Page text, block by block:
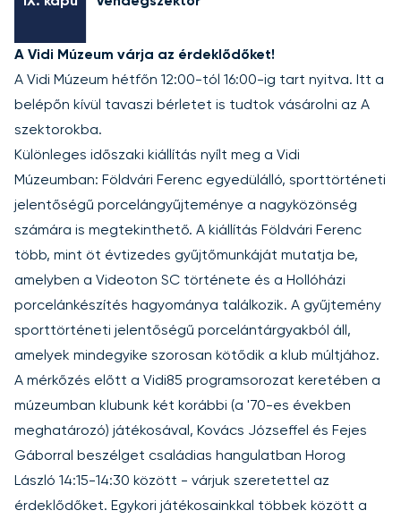
A Vidi Múzeum várja az érdeklődőket!
A Vidi Múzeum hétfőn 12:00-tól 16:00-ig tart nyitva. Itt a
belépőn kívül tavaszi bérletet is tudtok vásárolni az A
szektorokba.
Különleges időszaki kiállítás nyílt meg a Vidi
Múzeumban: Földvári Ferenc egyedülálló, sporttörténeti
jelentőségű porcelángyűjteménye a nagyközönség
számára is megtekinthető. A kiállítás Földvári Ferenc
több, mint öt évtizedes gyűjtőmunkáját mutatja be,
amelyben a Videoton SC története és a Hollóházi
porcelánkészítés hagyománya találkozik. A gyűjtemény
sporttörténeti jelentőségű porcelántárgyakból áll,
amelyek mindegyike szorosan kötődik a klub múltjához.
A mérkőzés előtt a Vidi85 programsorozat keretében a
múzeumban klubunk két korábbi (a '70-es években
meghatározó) játékosával, Kovács Józseffel és Fejes
Gáborral beszélget családias hangulatban Horog
László 14:15-14:30 között - várjuk szeretettel az
érdeklődőket. Egykori játékosainkkal többek között a